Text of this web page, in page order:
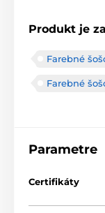
Produkt je
Farebné
Farebné
Parametre
Certifikáty